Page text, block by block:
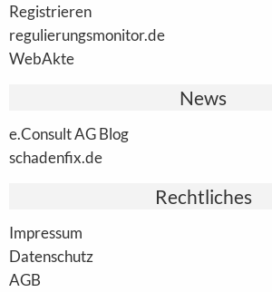
Registrieren
regulierungsmonitor.de
WebAkte
News
e.Consult AG Blog
schadenfix.de
Rechtliches
Impressum
Datenschutz
AGB